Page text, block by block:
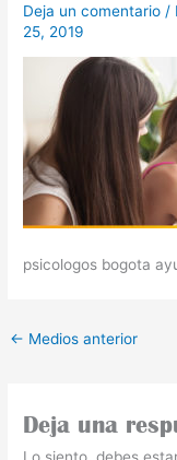
Deja un comentario /
25, 2019
psicologos bogota
← Medios anterior
Deja una